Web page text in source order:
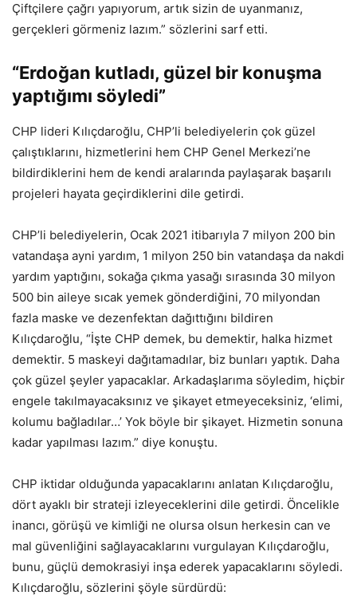
Çiftçilere çağrı yapıyorum, artık sizin de uyanmanız,
gerçekleri görmeniz lazım.” sözlerini sarf etti.
“Erdoğan kutladı, güzel bir konuşma
yaptığımı söyledi”
CHP lideri Kılıçdaroğlu, CHP’li belediyelerin çok güzel
çalıştıklarını, hizmetlerini hem CHP Genel Merkezi’ne
bildirdiklerini hem de kendi aralarında paylaşarak başarılı
projeleri hayata geçirdiklerini dile getirdi.
CHP’li belediyelerin, Ocak 2021 itibarıyla 7 milyon 200 bin
vatandaşa ayni yardım, 1 milyon 250 bin vatandaşa da nakdi
yardım yaptığını, sokağa çıkma yasağı sırasında 30 milyon
500 bin aileye sıcak yemek gönderdiğini, 70 milyondan
fazla maske ve dezenfektan dağıttığını bildiren
Kılıçdaroğlu, “İşte CHP demek, bu demektir, halka hizmet
demektir. 5 maskeyi dağıtamadılar, biz bunları yaptık. Daha
çok güzel şeyler yapacaklar. Arkadaşlarıma söyledim, hiçbir
engele takılmayacaksınız ve şikayet etmeyeceksiniz, ‘elimi,
kolumu bağladılar…’ Yok böyle bir şikayet. Hizmetin sonuna
kadar yapılması lazım.” diye konuştu.
CHP iktidar olduğunda yapacaklarını anlatan Kılıçdaroğlu,
dört ayaklı bir strateji izleyeceklerini dile getirdi. Öncelikle
inancı, görüşü ve kimliği ne olursa olsun herkesin can ve
mal güvenliğini sağlayacaklarını vurgulayan Kılıçdaroğlu,
bunu, güçlü demokrasiyi inşa ederek yapacaklarını söyledi.
Kılıçdaroğlu, sözlerini şöyle sürdürdü: